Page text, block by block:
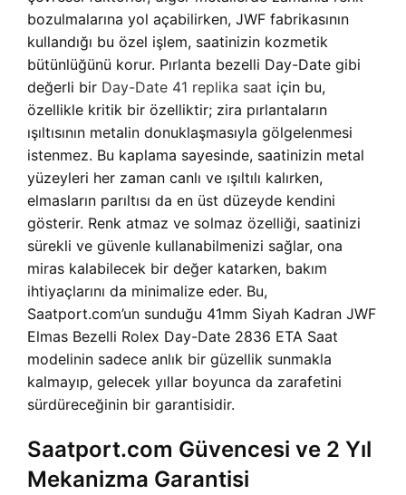
bozulmalarına yol açabilirken, JWF fabrikasının
kullandığı bu özel işlem, saatinizin kozmetik
bütünlüğünü korur. Pırlanta bezelli Day-Date gibi
değerli bir Day-Date 41 replika saat için bu,
özellikle kritik bir özelliktir; zira pırlantaların
ışıltısının metalin donuklaşmasıyla gölgelenmesi
istenmez. Bu kaplama sayesinde, saatinizin metal
yüzeyleri her zaman canlı ve ışıltılı kalırken,
elmasların parıltısı da en üst düzeyde kendini
gösterir. Renk atmaz ve solmaz özelliği, saatinizi
sürekli ve güvenle kullanabilmenizi sağlar, ona
miras kalabilecek bir değer katarken, bakım
ihtiyaçlarını da minimalize eder. Bu,
Saatport.com’un sunduğu 41mm Siyah Kadran JWF
Elmas Bezelli Rolex Day-Date 2836 ETA Saat
modelinin sadece anlık bir güzellik sunmakla
kalmayıp, gelecek yıllar boyunca da zarafetini
sürdüreceğinin bir garantisidir.
Saatport.com Güvencesi ve 2 Yıl
Mekanizma Garantisi